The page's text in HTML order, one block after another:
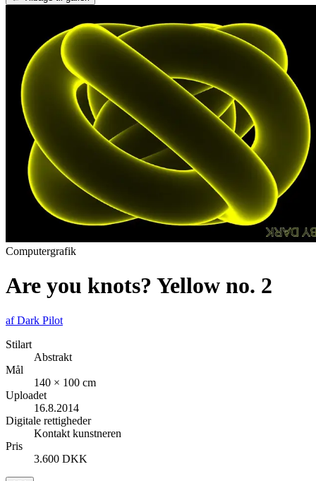
Computergrafik
Are you knots? Yellow no. 2
afDark Pilot
Stilart
Abstrakt
Mål
140 × 100 cm
Uploadet
16.8.2014
Digitale rettigheder
Kontakt kunstneren
Pris
3.600 DKK